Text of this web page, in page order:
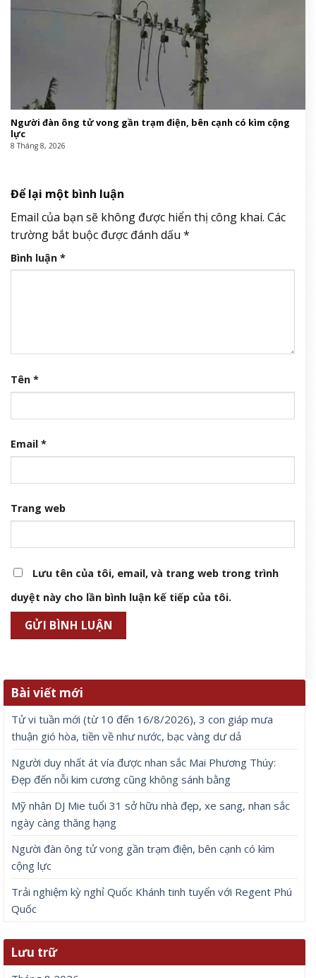
Người đàn ông tử vong gần trạm điện, bên cạnh có kìm cộng
lực
8 Tháng 8, 2026
Để lại một bình luận
Email của bạn sẽ không được hiển thị công khai. Các
trường bắt buộc được đánh dấu *
Bình luận *
Tên *
Email *
Trang web
Lưu tên của tôi, email, và trang web trong trình
duyệt này cho lần bình luận kế tiếp của tôi.
Bài viết mới
Tử vi tuần mới (từ 10 đến 16/8/2026), 3 con giáp mưa
thuận gió hòa, tiền về như nước, bạc vàng dư dả
Người duy nhất át vía được nhan sắc Mai Phương Thúy:
Đẹp đến nỗi kim cương cũng không sánh bằng
Mỹ nhân DJ Mie tuổi 31 sở hữu nhà đẹp, xe sang, nhan sắc
ngày càng thăng hạng
Người đàn ông tử vong gần trạm điện, bên cạnh có kìm
cộng lực
Trải nghiệm kỳ nghỉ Quốc Khánh tinh tuyển với Regent Phú
Quốc
Lưu trữ